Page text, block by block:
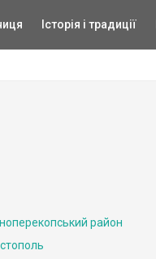
Історія і традиції
район